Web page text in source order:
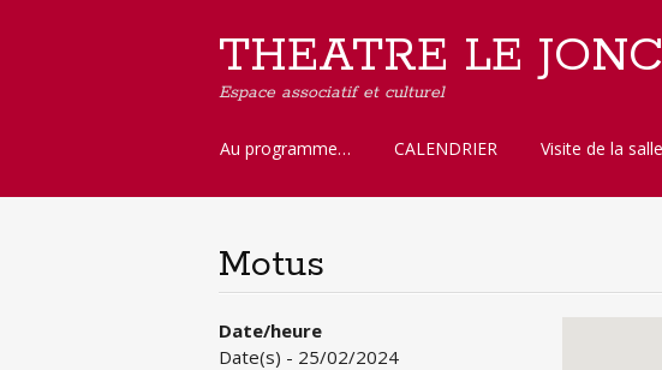
THEATRE LE
Espace associatif et culturel
Aller
contenu
Au programme… CALENDRIER Visite de la salle
Motus
Date/heure
Date(s) - 25/02/2024